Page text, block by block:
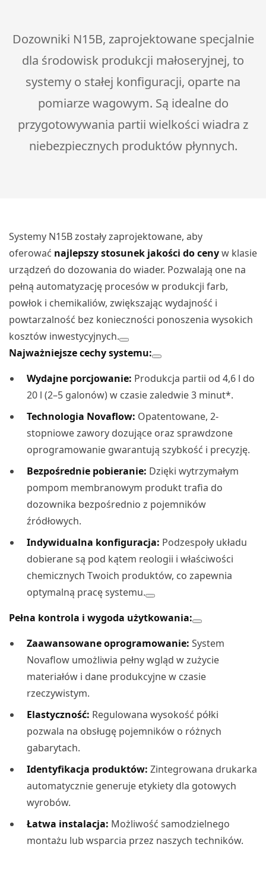
Dozowniki N15B, zaprojektowane specjalnie
dla środowisk produkcji małoseryjnej, to
systemy o stałej konfiguracji, oparte na
pomiarze wagowym. Są idealne do
przygotowywania partii wielkości wiadra z
niebezpiecznych produktów płynnych.
Systemy N15B zostały zaprojektowane, aby
oferować najlepszy stosunek jakości do cenyw klasie
urządzeń do dozowania do wiader. Pozwalają one na
pełną automatyzację procesów w produkcji farb,
powłok i chemikaliów, zwiększając wydajność i
powtarzalność bez konieczności ponoszenia wysokich
kosztów inwestycyjnych.
Najważniejsze cechy systemu:
Wydajne porcjowanie: Produkcja partii od 4,6 l do
20 l (2–5 galonów) w czasie zaledwie 3 minut*.
Technologia Novaflow: Opatentowane, 2-
stopniowe zawory dozujące oraz sprawdzone
oprogramowanie gwarantują szybkość i precyzję.
Bezpośrednie pobieranie: Dzięki wytrzymałym
pompom membranowym produkt trafia do
dozownika bezpośrednio z pojemników
źródłowych.
Indywidualna konfiguracja: Podzespoły układu
dobierane są pod kątem reologii i właściwości
chemicznych Twoich produktów, co zapewnia
optymalną pracę systemu.
Pełna kontrola i wygoda użytkowania:
Zaawansowane oprogramowanie: System
Novaflow umożliwia pełny wgląd w zużycie
materiałów i dane produkcyjne w czasie
rzeczywistym.
Elastyczność: Regulowana wysokość półki
pozwala na obsługę pojemników o różnych
gabarytach.
Identyfikacja produktów: Zintegrowana drukarka
automatycznie generuje etykiety dla gotowych
wyrobów.
Łatwa instalacja: Możliwość samodzielnego
montażu lub wsparcia przez naszych techników.